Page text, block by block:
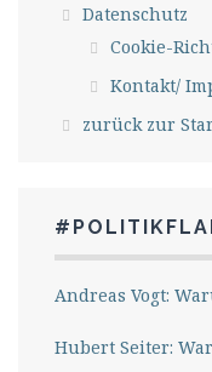
Datenschutz
Cookie-
Kontakt/
zurück zur
Andreas Vogt:
Hubert Seiter: